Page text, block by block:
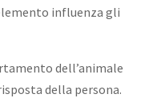
influenza gli
dell’animale
della persona.